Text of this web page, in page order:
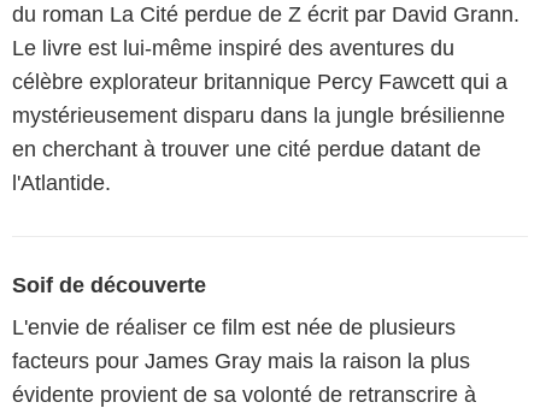
du roman La Cité perdue de Z écrit par David Grann.
Le livre est lui-même inspiré des aventures du
célèbre explorateur britannique Percy Fawcett qui a
mystérieusement disparu dans la jungle brésilienne
en cherchant à trouver une cité perdue datant de
l'Atlantide.
Soif de découverte
L'envie de réaliser ce film est née de plusieurs
facteurs pour James Gray mais la raison la plus
évidente provient de sa volonté de retranscrire à